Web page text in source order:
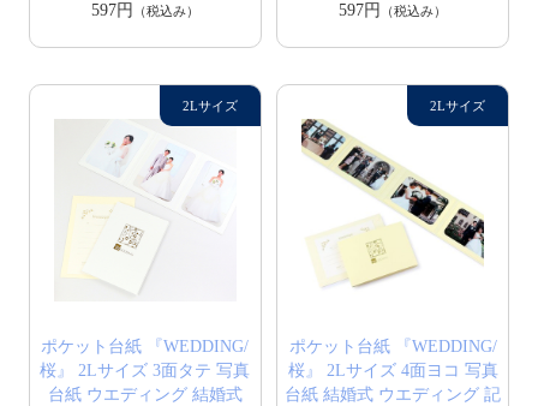
597円
（税込み）
597円
（税込み）
ポケット台紙 『WEDDING/
桜』 2Lサイズ 3面タテ 写真
台紙 ウエディング 結婚式
ポケット台紙 『WEDDING/
桜』 2Lサイズ 4面ヨコ 写真
台紙 結婚式 ウエディング 記